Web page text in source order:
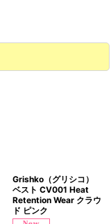
Grishko（グリシコ）
ベスト CV001 Heat
Retention Wear クラウ
ド ピンク